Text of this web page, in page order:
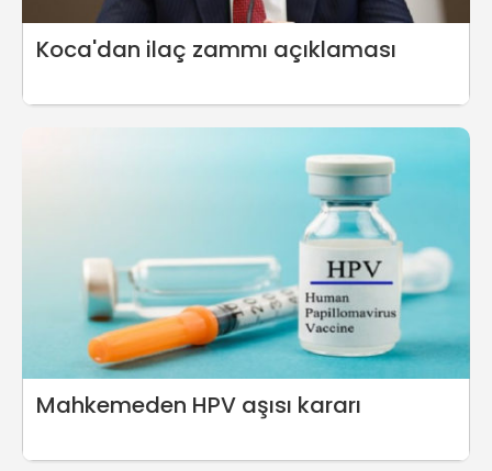
Koca'dan ilaç zammı açıklaması
Mahkemeden HPV aşısı kararı